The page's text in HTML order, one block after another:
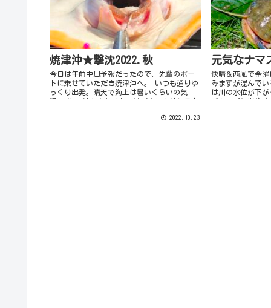
焼津沖★撃沈2022.秋
今日は午前中凪予報だったので、先輩のボー
トに乗せていただき焼津沖へ。 いつも通りゆ
っくり出発。晴天で海上は暑いくらいの気
温。 狙いは大きなイトヨリ（ホントはシラカ
2022.10.23
元気なナマ
快晴＆西風で金
みますが混んで
は川の水位が下
ばトップに出や